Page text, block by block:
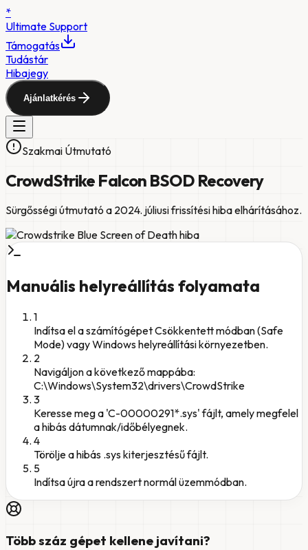
*
Ultimate Support
Támogatás
Tudástár
Hibajegy
Ajánlatkérés
Szakmai Útmutató
CrowdStrike Falcon BSOD Recovery
Sürgősségi útmutató a 2024. júliusi frissítési hiba elhárításához.
Manuális helyreállítás folyamata
1
Indítsa el a számítógépet Csökkentett módban (Safe
Mode) vagy Windows helyreállítási környezetben.
2
Navigáljon a következő mappába:
C:\Windows\System32\drivers\CrowdStrike
3
Keresse meg a 'C-00000291*.sys' fájlt, amely megfelel
a hibás dátumnak/időbélyegnek.
4
Törölje a hibás .sys kiterjesztésű fájlt.
5
Indítsa újra a rendszert normál üzemmódban.
Több száz gépet kellene javítani?